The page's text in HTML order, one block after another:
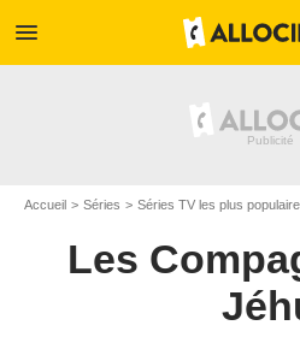
menu
Accueil Séries Séries TV les plus
Les